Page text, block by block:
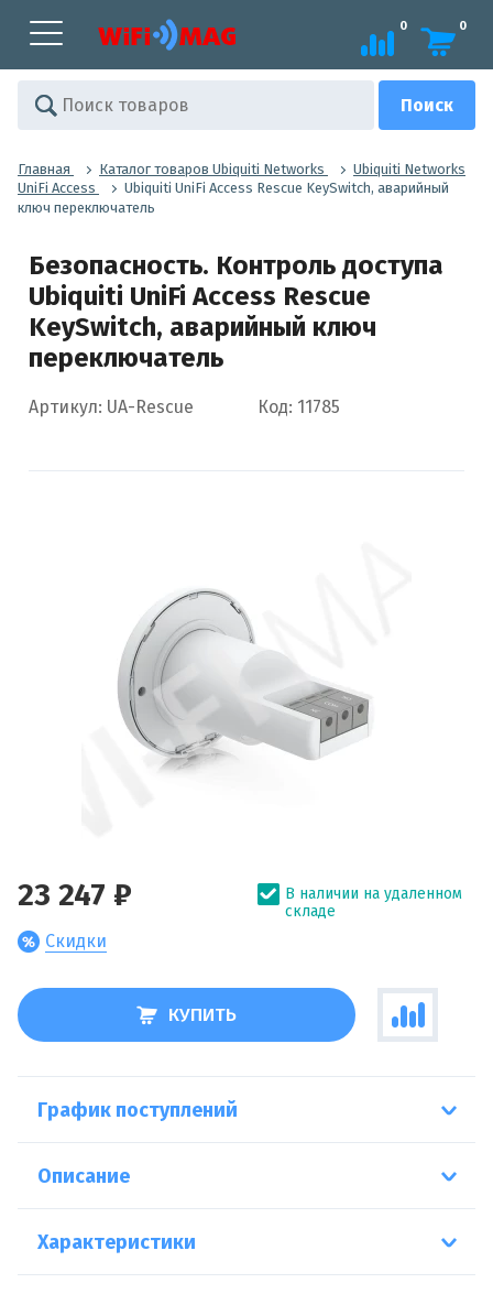
0 0
Главная Каталог товаров Ubiquiti Networks
Ubiquiti Networks
UniFi Access
Ubiquiti UniFi Access Rescue KeySwitch, аварийный
ключ переключатель
Безопасность. Контроль доступа
Ubiquiti UniFi Access Rescue
KeySwitch, аварийный ключ
переключатель
Артикул: UA-Rescue Код: 11785
23 247 ₽
Скидки
В наличии на удаленном
складе
КУПИТЬ
График поступлений
Описание
Характеристики